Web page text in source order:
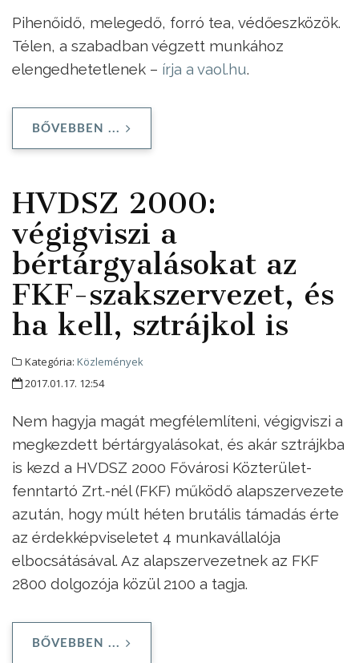
Pihenőidő, melegedő, forró tea, védőeszközök.
Télen, a szabadban végzett munkához
elengedhetetlenek – írja a vaol.hu.
BŐVEBBEN ...
HVDSZ 2000:
végigviszi a
bértárgyalásokat az
FKF-szakszervezet, és
ha kell, sztrájkol is
Kategória: Közlemények
2017.01.17. 12:54
Nem hagyja magát megfélemlíteni, végigviszi a
megkezdett bértárgyalásokat, és akár sztrájkba
is kezd a HVDSZ 2000 Fővárosi Közterület-
fenntartó Zrt.-nél (FKF) működő alapszervezete
azután, hogy múlt héten brutális támadás érte
az érdekképviseletet 4 munkavállalója
elbocsátásával. Az alapszervezetnek az FKF
2800 dolgozója közül 2100 a tagja.
BŐVEBBEN ...